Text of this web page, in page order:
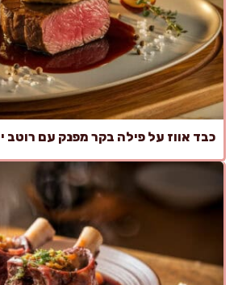
כבד אווז על פילה בקר מפנק עם רוטב